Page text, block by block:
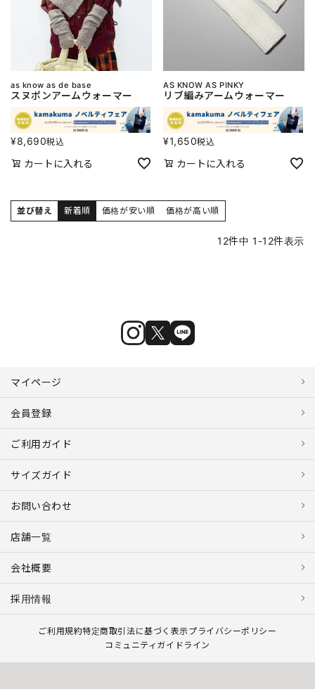
as know as de base
スヌポンアームウォーマー
¥8,690税込
カートに入れる
AS KNOW AS PINKY
リブ編みアームウォーマー
¥1,650税込
カートに入れる
並び替え 新着順 価格が安い順 価格が高い順
12件中 1 -12件表示
マイページ
会員登録
ご利用ガイド
サイズガイド
お問い合わせ
店舗一覧
会社概要
採用情報
ご利用規約特定商取引法に基づく表示プライバシーポリシー
コミュニティガイドライン